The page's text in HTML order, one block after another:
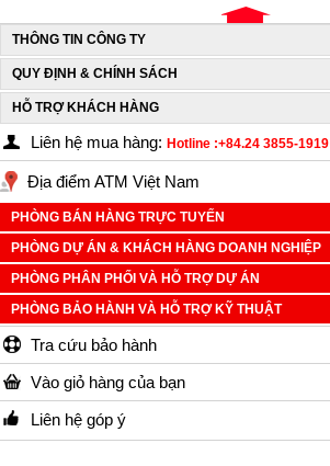
THÔNG TIN CÔNG TY
QUY ĐỊNH & CHÍNH SÁCH
HỖ TRỢ KHÁCH HÀNG
Liên hệ mua hàng: Hotline :+84.24 3855-1919
Địa điểm ATM Việt Nam
PHÒNG BÁN HÀNG TRỰC TUYẾN
PHÒNG DỰ ÁN & KHÁCH HÀNG DOANH NGHIỆP
PHÒNG PHÂN PHỐI VÀ HỖ TRỢ DỰ ÁN
PHÒNG BẢO HÀNH VÀ HỖ TRỢ KỸ THUẬT
Tra cứu bảo hành
Vào giỏ hàng của bạn
Liên hệ góp ý